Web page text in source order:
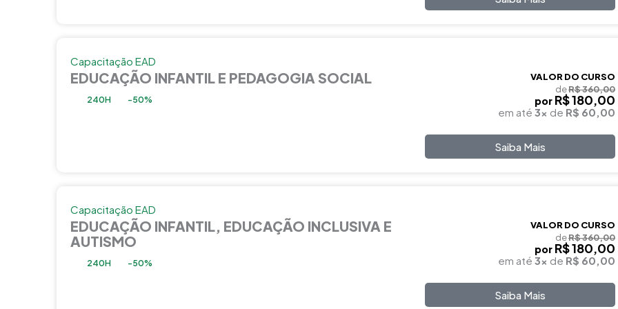
Capacitação EAD
EDUCAÇÃO INFANTIL E PEDAGOGIA SOCIAL
240H -50%
VALOR DO CURSO
deR$ 360,00
por R$ 180,00
em até 3x de R$ 60,00
Saiba Mais
Capacitação EAD
EDUCAÇÃO INFANTIL, EDUCAÇÃO INCLUSIVA E
AUTISMO
240H -50%
VALOR DO CURSO
deR$ 360,00
por R$ 180,00
em até 3x de R$ 60,00
Saiba Mais